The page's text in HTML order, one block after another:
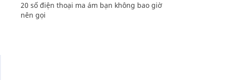
20 số điện thoại ma ám bạn không bao giờ
nên gọi